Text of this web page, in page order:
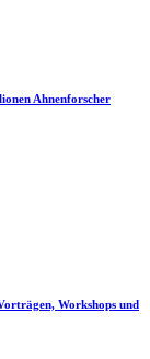
Ahnenforscher
Workshops und